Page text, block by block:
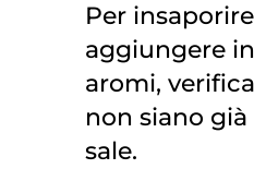
Per
aggiungere
aromi,
non siano
sale.